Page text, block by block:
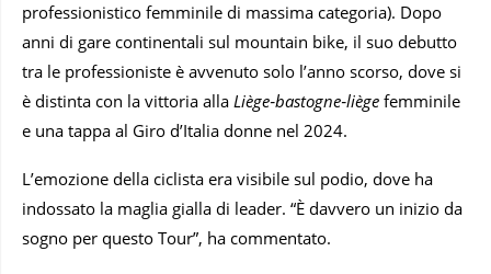
professionistico femminile di massima categoria). Dopo
anni di gare continentali sul mountain bike, il suo debutto
tra le professioniste è avvenuto solo l’anno scorso, dove si
è distinta con la vittoria alla Liège‑bastogne‑liège femminile
e una tappa al Giro d’Italia donne nel 2024.
L’emozione della ciclista era visibile sul podio, dove ha
indossato la maglia gialla di leader. “È davvero un inizio da
sogno per questo Tour”, ha commentato.